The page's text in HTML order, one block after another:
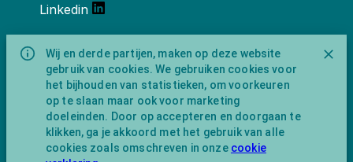
Wij en derde partijen, maken op deze website
gebruik van cookies. We gebruiken cookies voor
het bijhouden van statistieken, om voorkeuren
op te slaan maar ook voor marketing
doeleinden. Door op accepteren en doorgaan te
klikken, ga je akkoord met het gebruik van alle
cookies zoals omschreven in onze cookie
Linkedin
Over ons
Schroef-it is een handelsnaam van
NewFeather B.V. geregisteerd onder KVK
nummer 91702593 met BTW-
identificatienummer NL865743009B01.
Postadres Amsterdamseweg 91 1422 AC
Uithoorn (geen bezoekadres).